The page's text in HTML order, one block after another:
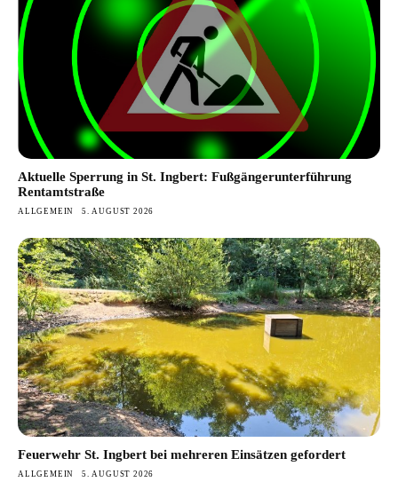
Aktuelle Sperrung in St. Ingbert: Fußgängerunterführung
Rentamtstraße
ALLGEMEIN 5. AUGUST 2026
Feuerwehr St. Ingbert bei mehreren Einsätzen gefordert
ALLGEMEIN 5. AUGUST 2026